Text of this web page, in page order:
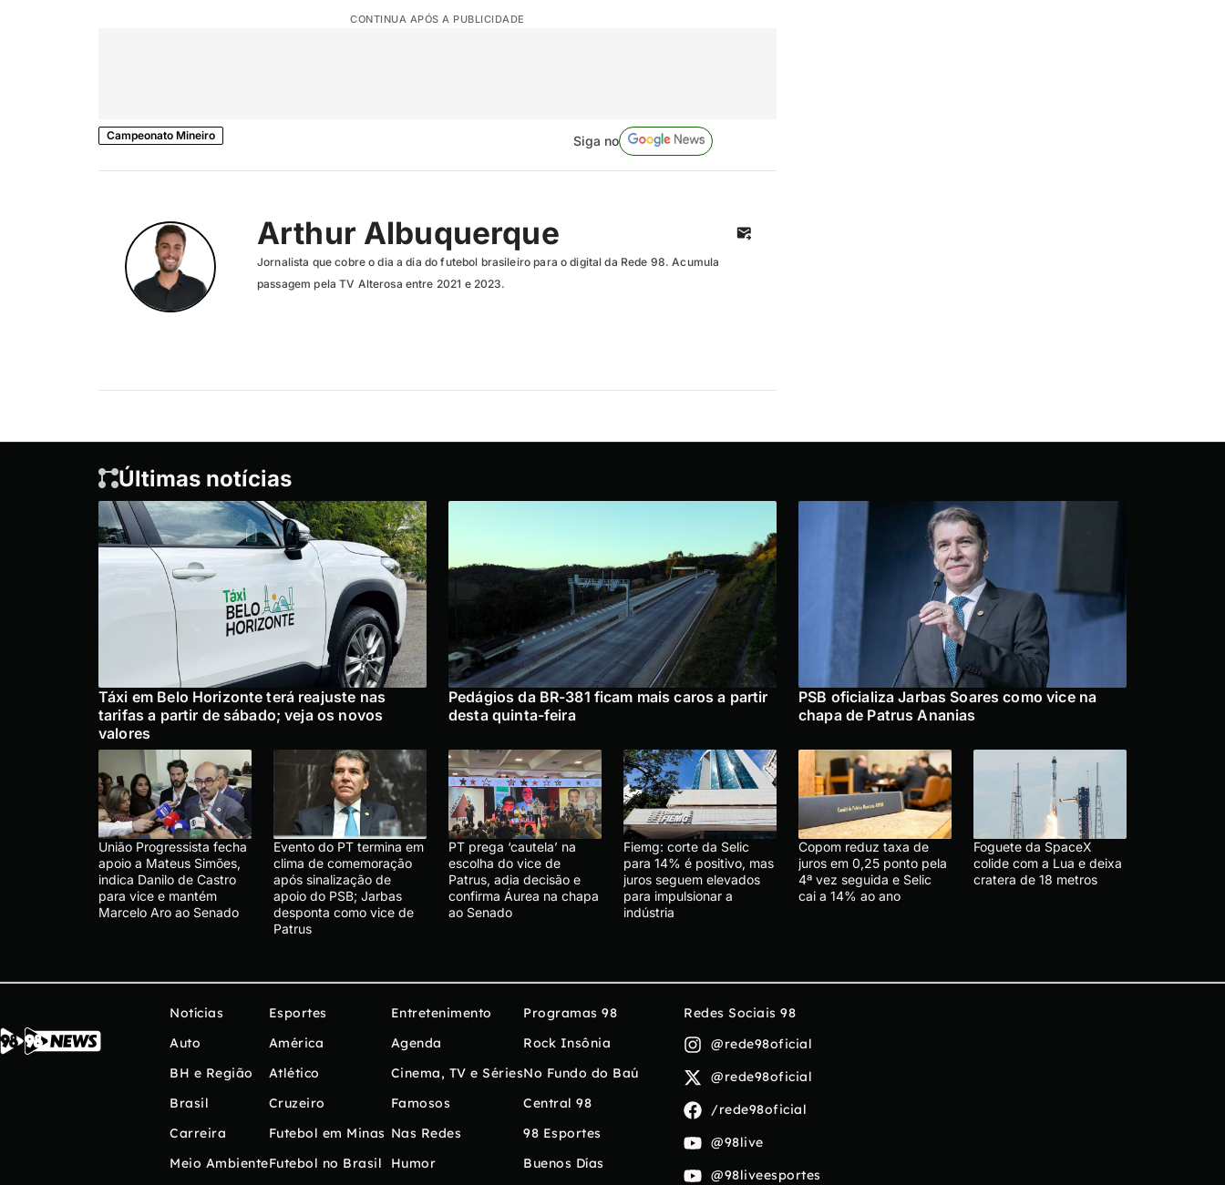
CONTINUA APÓS A PUBLICIDADE
Campeonato Mineiro Siga no
Arthur Albuquerque
Jornalista que cobre o dia a dia do futebol brasileiro para o digital da Rede 98. Acumula
passagem pela TV Alterosa entre 2021 e 2023.
Últimas notícias
Táxi em Belo Horizonte terá reajuste nas
tarifas a partir de sábado; veja os novos
valores
Pedágios da BR-381 ficam mais caros a partir
desta quinta-feira
PSB oficializa Jarbas Soares como vice na
chapa de Patrus Ananias
União Progressista fecha
apoio a Mateus Simões,
indica Danilo de Castro
para vice e mantém
Marcelo Aro ao Senado
Evento do PT termina em
clima de comemoração
após sinalização de
apoio do PSB; Jarbas
desponta como vice de
Patrus
PT prega ‘cautela’ na
escolha do vice de
Patrus, adia decisão e
confirma Áurea na chapa
ao Senado
Fiemg: corte da Selic
para 14% é positivo, mas
juros seguem elevados
para impulsionar a
indústria
Copom reduz taxa de
juros em 0,25 ponto pela
4ª vez seguida e Selic
cai a 14% ao ano
Foguete da SpaceX
colide com a Lua e deixa
cratera de 18 metros
Notícias
Auto
BH e Região
Brasil
Carreira
Meio Ambiente
Esportes
América
Atlético
Cruzeiro
Futebol em Minas
Futebol no Brasil
Entretenimento
Agenda
Cinema, TV e Séries
Famosos
Nas Redes
Humor
Programas 98
Rock Insônia
No Fundo do Baú
Central 98
98 Esportes
Buenos Días
Redes Sociais 98
@rede98oficial
@rede98oficial
/rede98oficial
@98live
@98liveesportes